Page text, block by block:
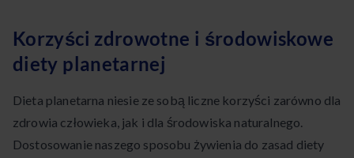
Korzyści zdrowotne i środowiskowe
diety planetarnej
Dieta planetarna niesie ze sobą liczne korzyści zarówno dla
zdrowia człowieka, jak i dla środowiska naturalnego.
Dostosowanie naszego sposobu żywienia do zasad diety